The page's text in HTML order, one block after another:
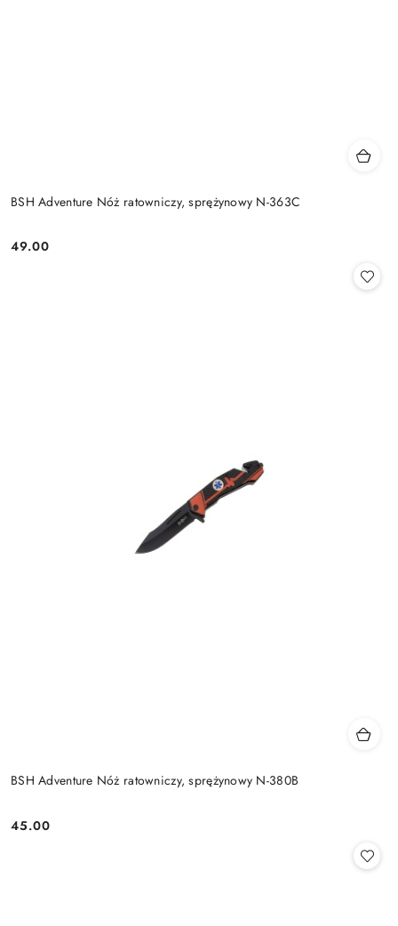
BSH Adventure Nóż ratowniczy, sprężynowy N-363C
Cena:
49.00
BSH Adventure Nóż ratowniczy, sprężynowy N-380B
Cena:
45.00